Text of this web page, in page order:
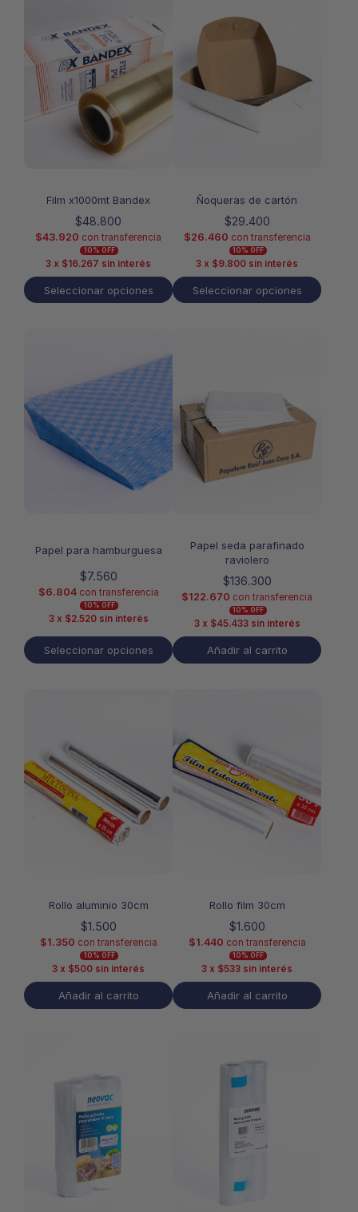
Film x1000mt Bandex
$48.800
$43.920 con transferencia
10% OFF
3 x $16.267 sin interés
Seleccionar opciones
múltiples
variantes.
Las
opciones
se
pueden
elegir
en
la
producto
Ñoqueras de cartón
$29.400
$26.460 con transferencia
10% OFF
3 x $9.800 sin interés
Seleccionar opciones
tiene
múltiples
variantes.
se
pueden
elegir
producto
Papel para hamburguesa
$7.560
$6.804 con transferencia
10% OFF
3 x $2.520 sin interés
Seleccionar opciones
múltiples
variantes.
Las
opciones
se
pueden
elegir
producto
Papel seda parafinado
raviolero
$136.300
$122.670 con transferencia
10% OFF
3 x $45.433 sin interés
Añadir al carrito
Rollo aluminio 30cm
$1.500
$1.350 con transferencia
10% OFF
3 x $500 sin interés
Añadir al carrito
Rollo film 30cm
$1.600
$1.440 con transferencia
10% OFF
3 x $533 sin interés
Añadir al carrito